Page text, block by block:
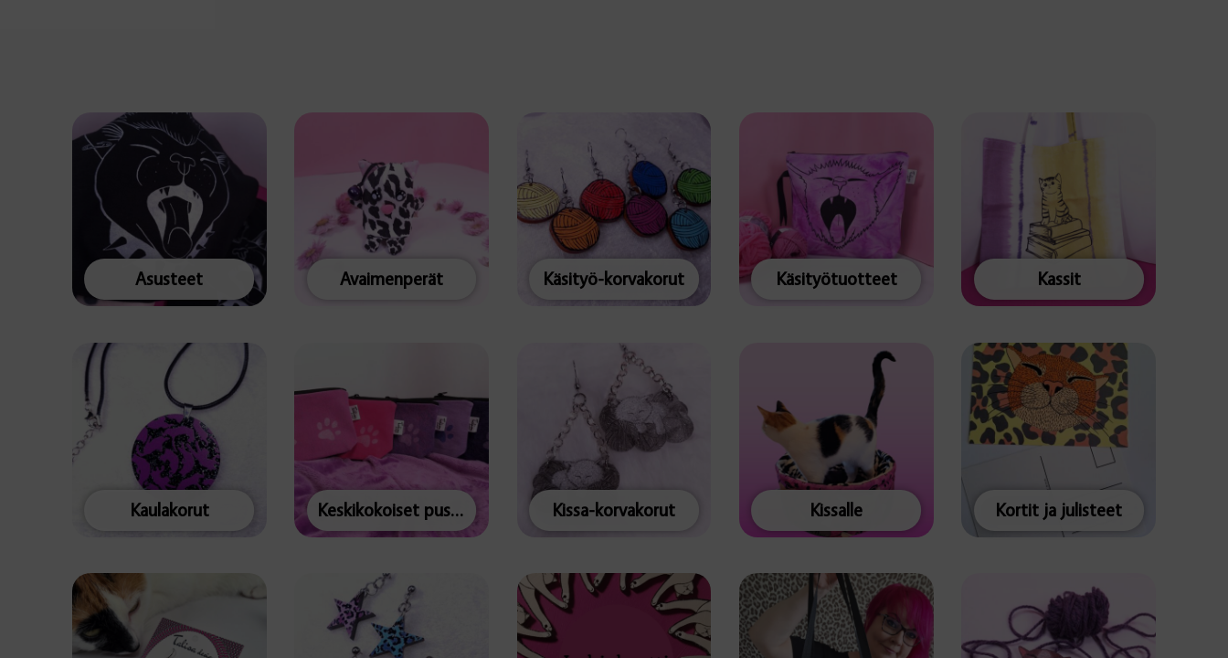
Asusteet Avaimenperät Käsityö-korvakorut Käsityötuotteet Kassit
Kaulakorut Keskikokoiset pussukat Kissa-korvakorut Kissalle Kortit ja julisteet